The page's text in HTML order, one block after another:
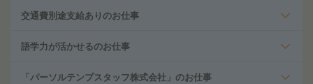
交通費別途支給ありのお仕事
語学力が活かせるのお仕事
「パーソルテンプスタッフ株式会社」のお仕事